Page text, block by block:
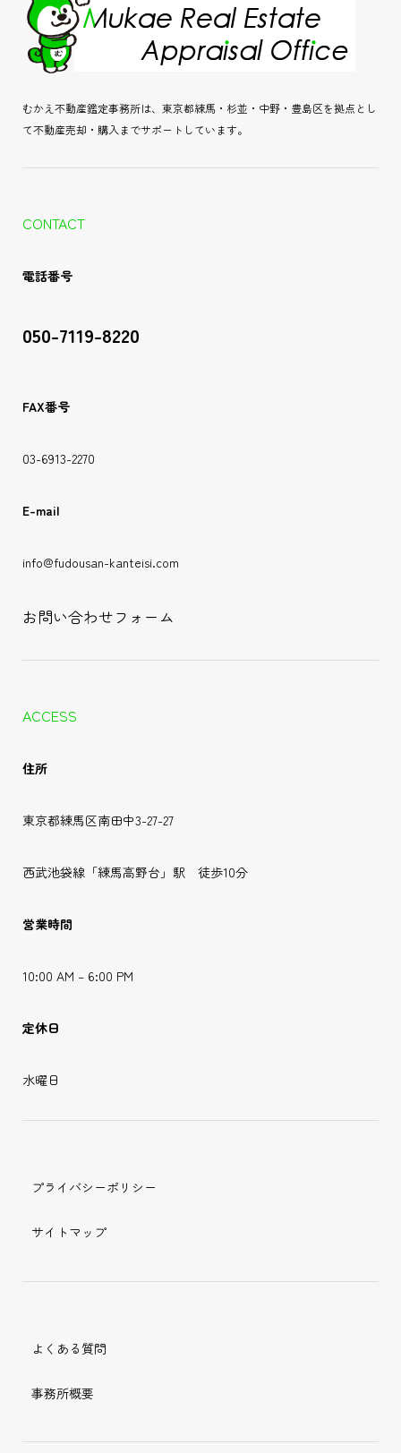
むかえ不動産鑑定事務所は、東京都練馬・杉並・中野・豊島区を拠点とし
て不動産売却・購入までサポートしています。
CONTACT
電話番号
050-7119-8220
FAX番号
03-6913-2270
E-mail
info@fudousan-kanteisi.com
お問い合わせフォーム
ACCESS
住所
東京都練馬区南田中3-27-27
西武池袋線「練馬高野台」駅 徒歩10分
営業時間
10:00 AM – 6:00 PM
定休日
水曜日
プライバシーポリシー
サイトマップ
よくある質問
事務所概要